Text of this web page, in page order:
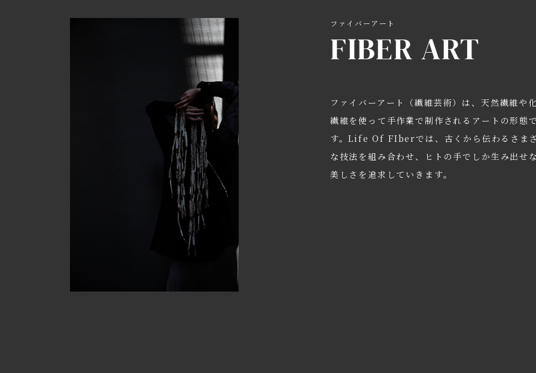
ファイバーアート
FIBER ART
ファイバーアート（繊維芸術）は、天然繊維や
繊維を使って手作業で制作されるアートの形態
す。Life Of FIberでは、古くから伝わるさま
な技法を組み合わせ、ヒトの手でしか生み出せ
美しさを追求していきます。